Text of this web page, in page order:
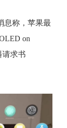
息称，苹果最
on
请求书